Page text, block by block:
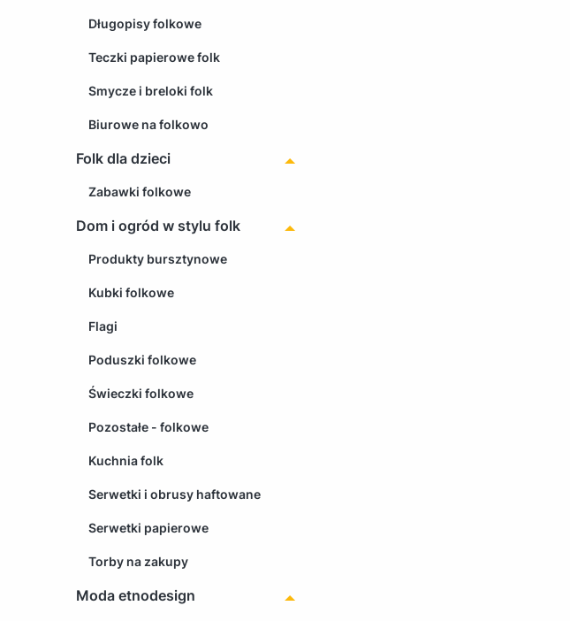
Długopisy folkowe
Teczki papierowe folk
Smycze i breloki folk
Biurowe na folkowo
Folk dla dzieci
Zabawki folkowe
Dom i ogród w stylu folk
Produkty bursztynowe
Kubki folkowe
Flagi
Poduszki folkowe
Świeczki folkowe
Pozostałe - folkowe
Kuchnia folk
Serwetki i obrusy haftowane
Serwetki papierowe
Torby na zakupy
Moda etnodesign